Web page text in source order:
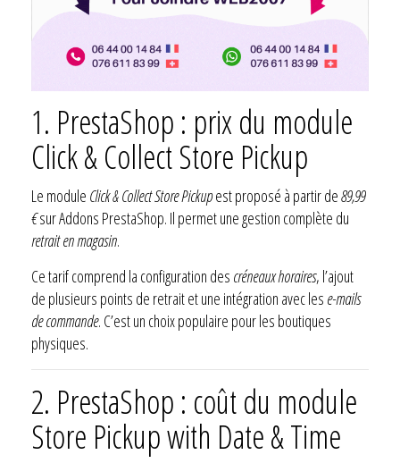
1. PrestaShop : prix du module
Click & Collect Store Pickup
Le module Click & Collect Store Pickupest proposé à partir de89,99
€sur Addons PrestaShop. Il permet une gestion complète du
retrait en magasin.
Ce tarif comprend la configuration des créneaux horaires, l’ajout
de plusieurs points de retrait et une intégration avec les e-mails
de commande. C’est un choix populaire pour les boutiques
physiques.
2. PrestaShop : coût du module
Store Pickup with Date & Time